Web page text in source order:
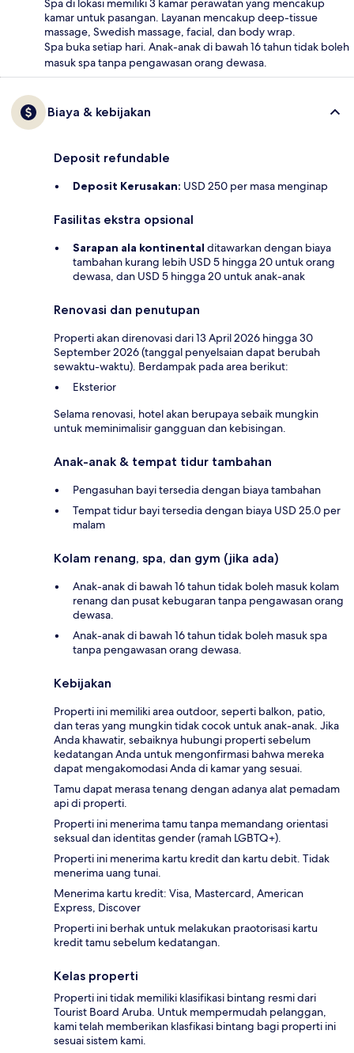
Spa di lokasi memiliki 3 kamar perawatan yang mencakup
kamar untuk pasangan. Layanan mencakup deep-tissue
massage, Swedish massage, facial, dan body wrap.
Spa buka setiap hari. Anak-anak di bawah 16 tahun tidak boleh
masuk spa tanpa pengawasan orang dewasa.
Biaya & kebijakan
Deposit refundable
Deposit Kerusakan: USD 250 per masa menginap
Fasilitas ekstra opsional
Sarapan ala kontinental ditawarkan dengan biaya
tambahan kurang lebih USD 5 hingga 20 untuk orang
dewasa, dan USD 5 hingga 20 untuk anak-anak
Renovasi dan penutupan
Properti akan direnovasi dari 13 April 2026 hingga 30
September 2026 (tanggal penyelsaian dapat berubah
sewaktu-waktu). Berdampak pada area berikut:
Eksterior
Selama renovasi, hotel akan berupaya sebaik mungkin
untuk meminimalisir gangguan dan kebisingan.
Anak-anak & tempat tidur tambahan
Pengasuhan bayi tersedia dengan biaya tambahan
Tempat tidur bayi tersedia dengan biaya USD 25.0 per
malam
Kolam renang, spa, dan gym (jika ada)
Anak-anak di bawah 16 tahun tidak boleh masuk kolam
renang dan pusat kebugaran tanpa pengawasan orang
dewasa.
Anak-anak di bawah 16 tahun tidak boleh masuk spa
tanpa pengawasan orang dewasa.
Kebijakan
Properti ini memiliki area outdoor, seperti balkon, patio,
dan teras yang mungkin tidak cocok untuk anak-anak. Jika
Anda khawatir, sebaiknya hubungi properti sebelum
kedatangan Anda untuk mengonfirmasi bahwa mereka
dapat mengakomodasi Anda di kamar yang sesuai.
Tamu dapat merasa tenang dengan adanya alat pemadam
api di properti.
Properti ini menerima tamu tanpa memandang orientasi
seksual dan identitas gender (ramah LGBTQ+).
Properti ini menerima kartu kredit dan kartu debit. Tidak
menerima uang tunai.
Menerima kartu kredit: Visa, Mastercard, American
Express, Discover
Properti ini berhak untuk melakukan praotorisasi kartu
kredit tamu sebelum kedatangan.
Kelas properti
Properti ini tidak memiliki klasifikasi bintang resmi dari
Tourist Board Aruba. Untuk mempermudah pelanggan,
kami telah memberikan klasfikasi bintang bagi properti ini
sesuai sistem kami.